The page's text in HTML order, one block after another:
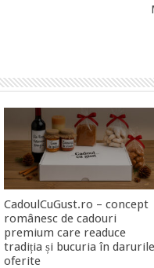
CadoulCuGust.ro – concept
românesc de cadouri
premium care readuce
tradiția și bucuria în darurile
oferite